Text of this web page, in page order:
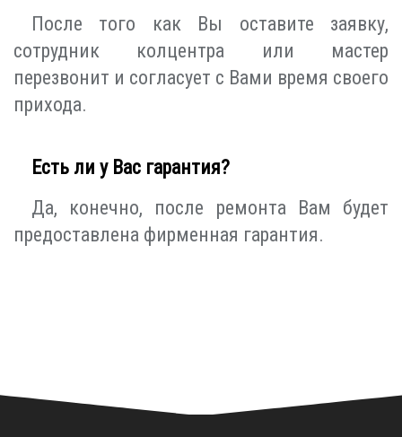
После того как Вы оставите заявку,
сотрудник колцентра или мастер
перезвонит и согласует с Вами время своего
прихода.
Есть ли у Вас гарантия?
Да, конечно, после ремонта Вам будет
предоставлена фирменная гарантия.